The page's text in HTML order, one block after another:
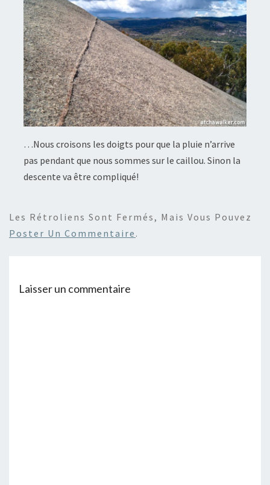
…Nous croisons les doigts pour que la pluie n’arrive
pas pendant que nous sommes sur le caillou. Sinon la
descente va être compliqué!
Les Rétroliens Sont Fermés, Mais Vous Pouvez
Poster Un Commentaire .
Laisser un commentaire